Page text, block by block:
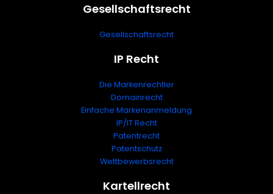
Gesellschaftsrecht
Gesellschaftsrecht
IP Recht
Die Markenrechtler
Domainrecht
Einfache Markenanmeldung
IP/IT Recht
Patentrecht
Patentschutz
Wettbewerbsrecht
Kartellrecht